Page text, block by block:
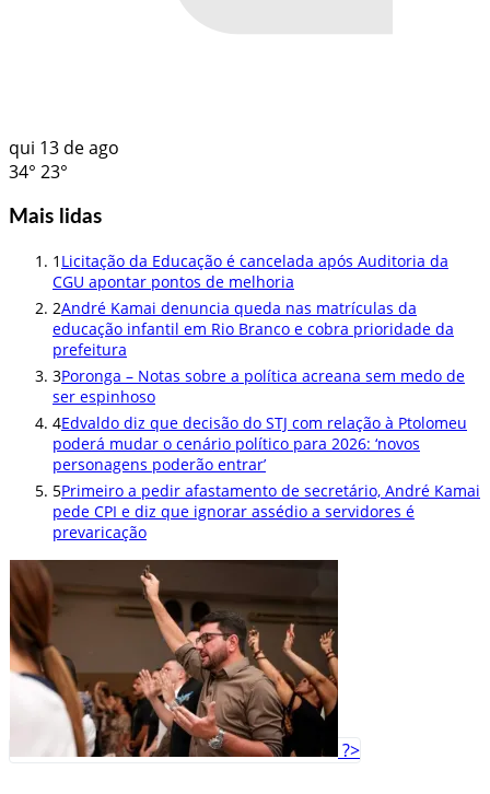
qui 13 de ago
34° 23°
Mais lidas
1 Licitação da Educação é cancelada após Auditoria da
CGU apontar pontos de melhoria
2André Kamai denuncia queda nas matrículas da
educação infantil em Rio Branco e cobra prioridade da
prefeitura
3Poronga – Notas sobre a política acreana sem medo de
ser espinhoso
4Edvaldo diz que decisão do STJ com relação à Ptolomeu
poderá mudar o cenário político para 2026: ‘novos
personagens poderão entrar’
5Primeiro a pedir afastamento de secretário, André Kamai
pede CPI e diz que ignorar assédio a servidores é
prevaricação
?>